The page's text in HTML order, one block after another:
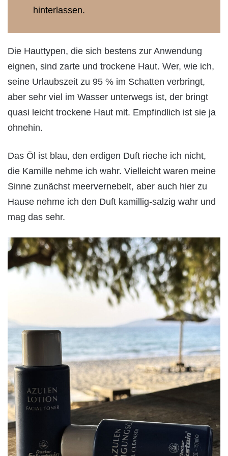
hinterlassen.
Die Hauttypen, die sich bestens zur Anwendung
eignen, sind zarte und trockene Haut. Wer, wie ich,
seine Urlaubszeit zu 95 % im Schatten verbringt,
aber sehr viel im Wasser unterwegs ist, der bringt
quasi leicht trockene Haut mit. Empfindlich ist sie ja
ohnehin.
Das Öl ist blau, den erdigen Duft rieche ich nicht,
die Kamille nehme ich wahr. Vielleicht waren meine
Sinne zunächst meervernebelt, aber auch hier zu
Hause nehme ich den Duft kamillig-salzig wahr und
mag das sehr.